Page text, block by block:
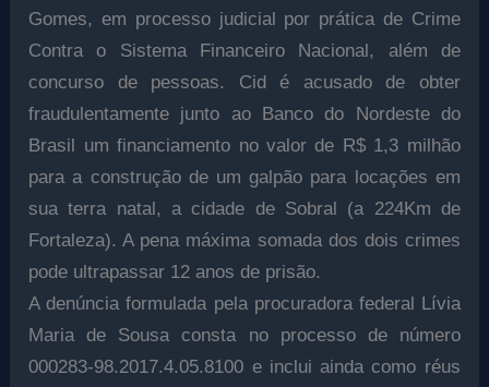
Gomes, em processo judicial por prática de Crime
Contra o Sistema Financeiro Nacional, além de
concurso de pessoas. Cid é acusado de obter
fraudulentamente junto ao Banco do Nordeste do
Brasil um financiamento no valor de R$ 1,3 milhão
para a construção de um galpão para locações em
sua terra natal, a cidade de Sobral (a 224Km de
Fortaleza). A pena máxima somada dos dois crimes
pode ultrapassar 12 anos de prisão.
A denúncia formulada pela procuradora federal Lívia
Maria de Sousa consta no processo de número
000283-98.2017.4.05.8100 e inclui ainda como réus